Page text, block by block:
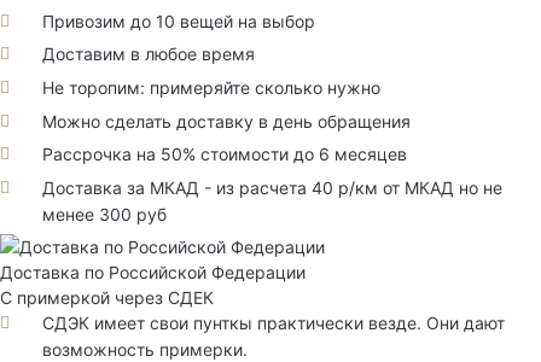
Привозим до 10 вещей на выбор
Доставим в любое время
Не торопим: примеряйте сколько нужно
Можно сделать доставку в день обращения
Рассрочка на 50% стоимости до 6 месяцев
Доставка за МКАД - из расчета 40 р/км от МКАД но не
менее 300 руб
Доставка по Российской Федерации
С примеркой через СДЕК
СДЭК имеет свои пунткы практически везде. Они дают
возможность примерки.